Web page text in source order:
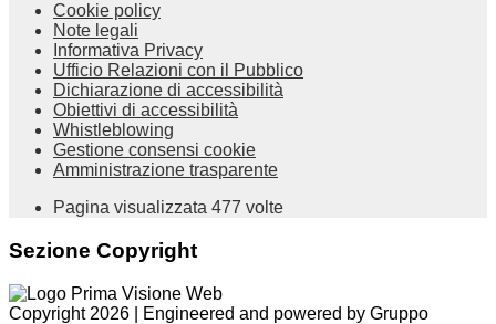
Cookie policy
Note legali
Informativa Privacy
Ufficio Relazioni con il Pubblico
Dichiarazione di accessibilità
Obiettivi di accessibilità
Whistleblowing
Gestione consensi cookie
Amministrazione trasparente
Pagina visualizzata 477 volte
Sezione Copyright
Copyright 2026 | Engineered and powered by Gruppo